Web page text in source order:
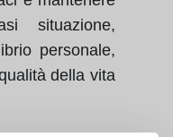
situazione,
personale,
della vita